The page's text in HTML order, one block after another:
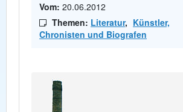
Vom: 20.06.2012
Themen: Literatur, Künstler,
Chronisten und Biografen